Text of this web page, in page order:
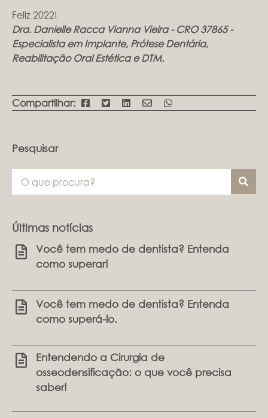
Pesquisar
Últimas notícias
Você tem medo de dentista? Entenda
como superar!
Você tem medo de dentista? Entenda
como superá-lo.
Entendendo a Cirurgia de
osseodensificação: o que você precisa
saber!
Feliz 2022!
Dra. Danielle Racca Vianna Vieira - CRO 37865 -
Especialista em Implante, Prótese Dentária,
Reabilitação Oral Estética e DTM.
Compartilhar: